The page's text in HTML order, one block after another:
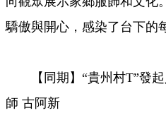
驕傲與開心，感染了台下的
【同期】“貴州村T”發起
師 古阿新